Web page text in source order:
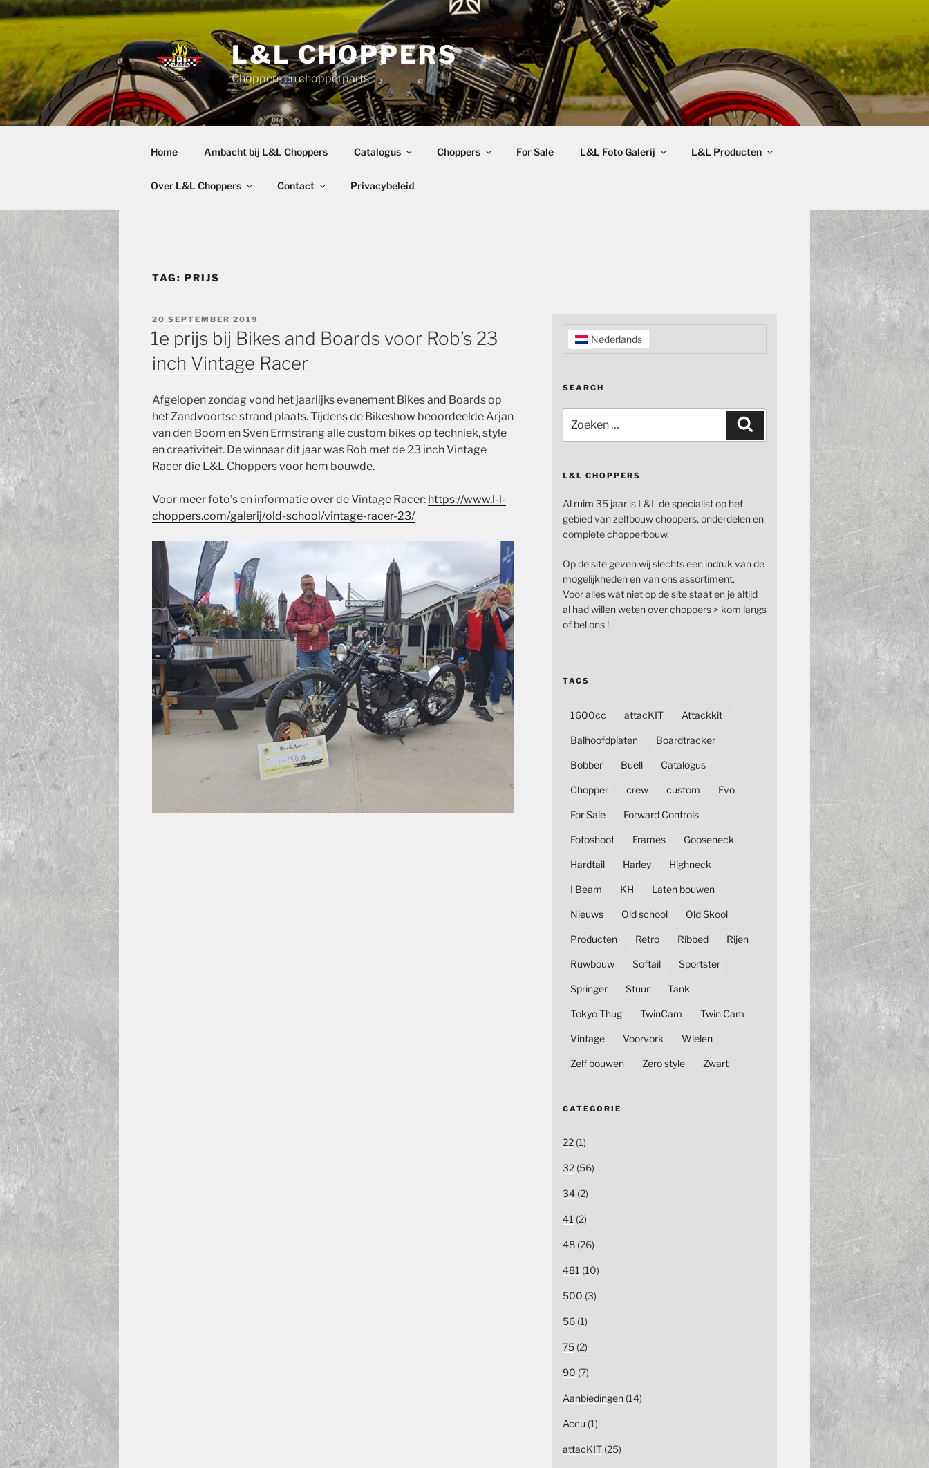
Ga
naar
inhoud
L&L CHOPPERS
Choppers en chopperparts
Home Ambacht bij L&L Choppers Catalogus Choppers For Sale L&L Foto Galerij L&L Producten
Over L&L Choppers Contact Privacybeleid
TAG: PRIJS
GEPLAATST
OP
20 SEPTEMBER 2019
1e prijs bij Bikes and Boards voor Rob’s 23
inch Vintage Racer
Afgelopen zondag vond het jaarlijks evenement Bikes and Boards op
het Zandvoortse strand plaats. Tijdens de Bikeshow beoordeelde Arjan
van den Boom en Sven Ermstrang alle custom bikes op techniek, style
en creativiteit. De winnaar dit jaar was Rob met de 23 inch Vintage
Racer die L&L Choppers voor hem bouwde.
Voor meer foto’s en informatie over de Vintage Racer: https://www.l-l-
choppers.com/galerij/old-school/vintage-racer-23/
Nederlands
SEARCH
naar:
L&L CHOPPERS
Al ruim 35 jaar is L&L de specialist op het
gebied van zelfbouw choppers, onderdelen en
complete chopperbouw.
Op de site geven wij slechts een indruk van de
mogelijkheden en van ons assortiment.
Voor alles wat niet op de site staat en je altijd
al had willen weten over choppers > kom langs
of bel ons !
TAGS
1600cc attacKIT Attackkit
Balhoofdplaten Boardtracker
Bobber Buell Catalogus
Chopper crew custom Evo
For Sale Forward Controls
Fotoshoot Frames Gooseneck
Hardtail Harley Highneck
I Beam KH Laten bouwen
Nieuws Old school Old Skool
Producten Retro Ribbed Rijen
Ruwbouw Softail Sportster
Springer Stuur Tank
Tokyo Thug TwinCam Twin Cam
Vintage Voorvork Wielen
Zelf bouwen Zero style Zwart
CATEGORIE
22(1)
32(56)
34(2)
41 (2)
48(26)
481 (10)
500 (3)
56(1)
75(2)
90 (7)
Aanbiedingen(14)
Accu (1)
attacKIT(25)